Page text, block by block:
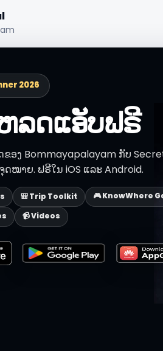
2026
ລດແອັບຟຣີ
ອງ Bommayapalayam ກັບ
ດໝາຍ. ຟຣີໃນ iOS ແລະ Android.
🎒 Trip Toolkit
🎮 KnowWhere
📹 Videos